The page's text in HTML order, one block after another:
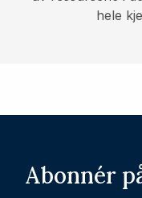
hele
Abonnér